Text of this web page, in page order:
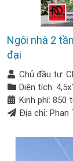
Ngôi nhà 2
đại
Chủ đầu tư:
Diện tích:
Kinh phí: 850
Địa chỉ: Phan